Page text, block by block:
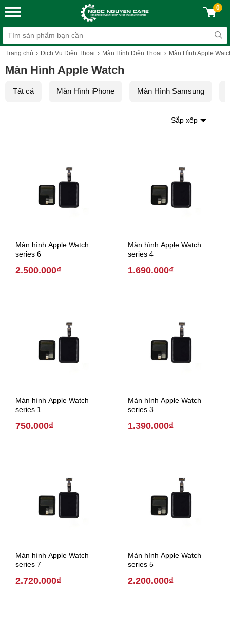
0
Trang chủ Dịch Vụ Điện Thoại Màn Hình Điện Thoại Màn Hình Apple
Màn Hình Apple Watch
Tất cả Màn Hình iPhone Màn Hình Samsung
Sắp xếp
Màn hình Apple Watch
series 6
2.500.000₫
Màn hình Apple Watch
series 4
1.690.000₫
Màn hình Apple Watch
series 1
750.000₫
Màn hình Apple Watch
series 3
1.390.000₫
Màn hình Apple Watch
series 7
2.720.000₫
Màn hình Apple Watch
series 5
2.200.000₫